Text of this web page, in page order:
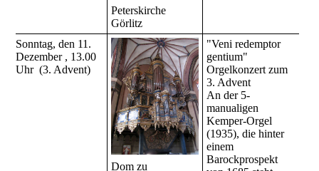
Peterskirche
Görlitz
Sonntag, den 11.
Dezember , 13.00
Uhr (3. Advent)
Dom zu
"Veni redemptor
gentium"
Orgelkonzert zum
3. Advent
An der 5-
manualigen
Kemper-Orgel
(1935), die hinter
einem
Barockprospekt